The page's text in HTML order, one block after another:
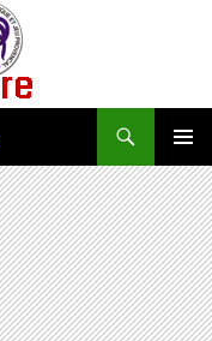
MENU